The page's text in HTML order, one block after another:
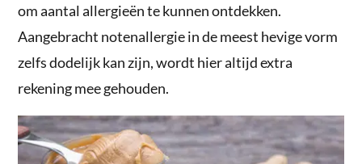
om aantal allergieën te kunnen ontdekken.
Aangebracht notenallergie in de meest hevige vorm
zelfs dodelijk kan zijn, wordt hier altijd extra
rekening mee gehouden.